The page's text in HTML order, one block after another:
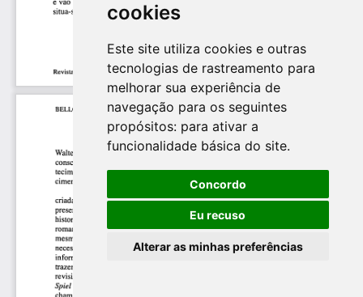
cookies
Este site utiliza cookies e outras
tecnologias de rastreamento para
melhorar sua experiência de
navegação para os seguintes
propósitos: para ativar a
funcionalidade básica do site.
Concordo
Eu recuso
Alterar as minhas preferências